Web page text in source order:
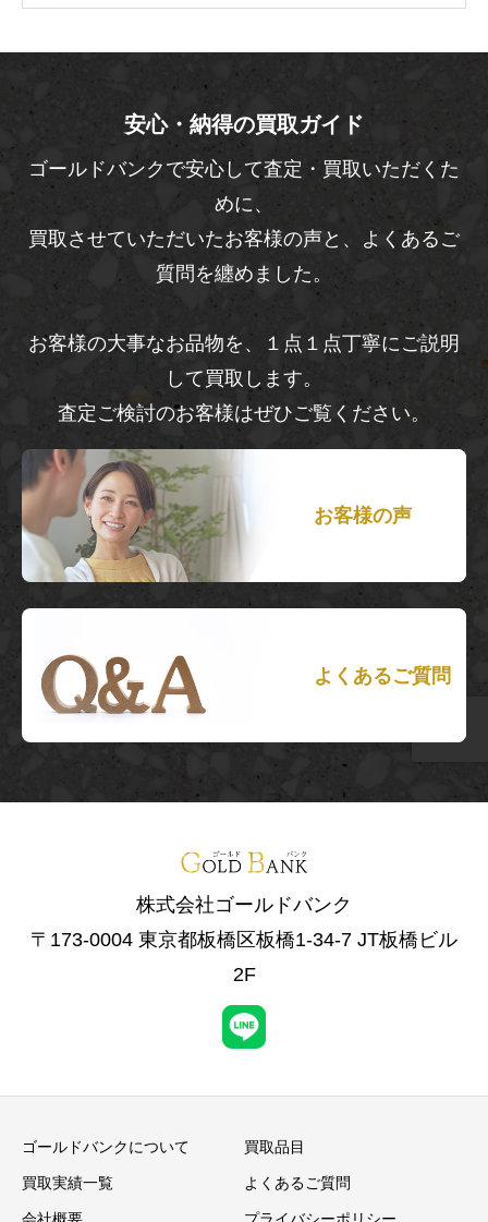
安心・納得の買取ガイド
ゴールドバンクで安心して査定・買取いただくた
めに、
買取させていただいたお客様の声と、よくあるご
質問を纏めました。
お客様の大事なお品物を、１点１点丁寧にご説明
して買取します。
査定ご検討のお客様はぜひご覧ください。
お客様の声
よくあるご質問
株式会社ゴールドバンク
〒173-0004 東京都板橋区板橋1-34-7 JT板橋ビル
2F
ゴールドバンクについて 買取品目
買取実績一覧 よくあるご質問